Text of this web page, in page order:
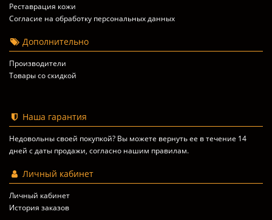
Реставрация кожи
Согласие на обработку персональных данных
Дополнительно
Производители
Товары со скидкой
Наша гарантия
Недовольны своей покупкой? Вы можете вернуть ее в течение 14
дней с даты продажи, согласно нашим правилам.
Личный кабинет
Личный кабинет
История заказов